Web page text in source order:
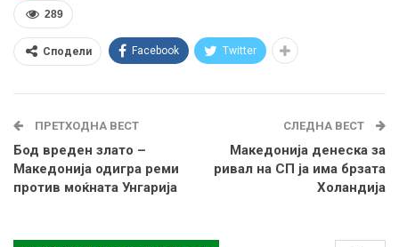
289
Сподели Facebook Twitter
ПРЕТХОДНА ВЕСТ
Бод вреден злато –
Македонија одигра реми
против моќната Унгарија
СЛЕДНА ВЕСТ
Македонија денеска за
ривал на СП ја има брзата
Холандија